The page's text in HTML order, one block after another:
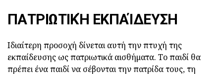
ΠΑΤΡΙΩΤΙΚΉ ΕΚΠΑΊΔΕΥΣΗ
Ιδιαίτερη προσοχή δίνεται αυτή την πτυχή της
εκπαίδευσης ως πατριωτικά αισθήματα. Το παιδί θα
πρέπει ένα παιδί να σέβονται την πατρίδα τους, τη